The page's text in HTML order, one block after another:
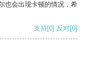
也会出现卡顿的情况，希
支持[0] 反对[0]